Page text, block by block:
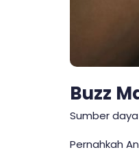
Buzz
Sumber daya
Pernahkah